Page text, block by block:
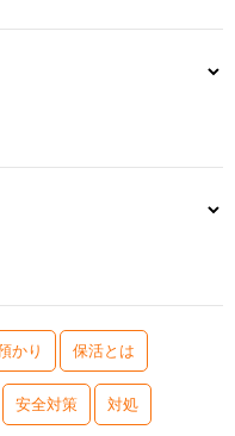
かり 保活とは
安全対策 対処